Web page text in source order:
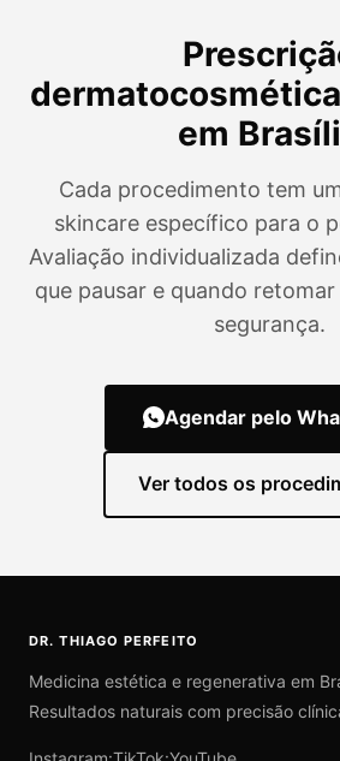
em
Cada procedimento tem
skincare específico para o
Avaliação individualizada
que pausar e quando
segurança.
Agendar pelo
Ver todos os
DR. THIAGO PERFEITO
Medicina estética e regenerativa em
Resultados naturais com precisão
· ·